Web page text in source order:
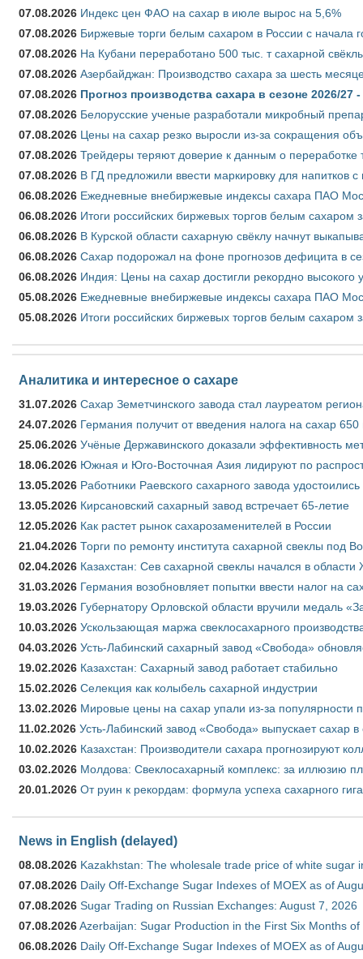
07.08.2026 Индекс цен ФАО на сахар в июле вырос на 5,6%
07.08.2026 Биржевые торги белым сахаром в России с начала
07.08.2026 На Кубани переработано 500 тыс. т сахарной
07.08.2026 Азербайджан: Производство сахара за шесть
07.08.2026 Прогноз производства сахара в сезоне 2026/
07.08.2026 Белорусские ученые разработали микробный
07.08.2026 Цены на сахар резко выросли из-за сокращения
07.08.2026 Трейдеры теряют доверие к данным о переработке
07.08.2026 В ГД предложили ввести маркировку для напитков
06.08.2026 Ежедневные внебиржевые индексы сахара ПАО
06.08.2026 Итоги российских биржевых торгов белым сахаром
06.08.2026 В Курской области сахарную свёклу начнут
06.08.2026 Сахар подорожал на фоне прогнозов дефицита в
06.08.2026 Индия: Цены на сахар достигли рекордно высокого
05.08.2026 Ежедневные внебиржевые индексы сахара ПАО
05.08.2026 Итоги российских биржевых торгов белым сахаром
Аналитика и интересное о сахаре
31.07.2026 Сахар Земетчинского завода стал лауреатом
24.07.2026 Германия получит от введения налога на сахар
25.06.2026 Учёные Державинского доказали эффективность
18.06.2026 Южная и Юго-Восточная Азия лидируют по
13.05.2026 Работники Раевского сахарного завода удостоились
13.05.2026 Кирсановский сахарный завод встречает 65-летие
12.05.2026 Как растет рынок сахарозаменителей в России
21.04.2026 Торги по ремонту института сахарной свеклы под
02.04.2026 Казахстан: Сев сахарной свеклы начался в области
31.03.2026 Германия возобновляет попытки ввести налог на
19.03.2026 Губернатору Орловской области вручили медаль
10.03.2026 Ускользающая маржа свеклосахарного
04.03.2026 Усть-Лабинский сахарный завод «Свобода»
19.02.2026 Казахстан: Сахарный завод работает стабильно
15.02.2026 Селекция как колыбель сахарной индустрии
13.02.2026 Мировые цены на сахар упали из-за популярности
11.02.2026 Усть-Лабинский завод «Свобода» выпускает сахар в
10.02.2026 Казахстан: Производители сахара прогнозируют
03.02.2026 Молдова: Свеклосахарный комплекс: за иллюзию
20.01.2026 От руин к рекордам: формула успеха сахарного
News in English (delayed)
08.08.2026 Kazakhstan: The wholesale trade price of white sugar
07.08.2026 Daily Off-Exchange Sugar Indexes of MOEX as of
07.08.2026 Sugar Trading on Russian Exchanges: August 7, 2026
07.08.2026Azerbaijan: Sugar Production in the First Six Months of
06.08.2026 Daily Off-Exchange Sugar Indexes of MOEX as of